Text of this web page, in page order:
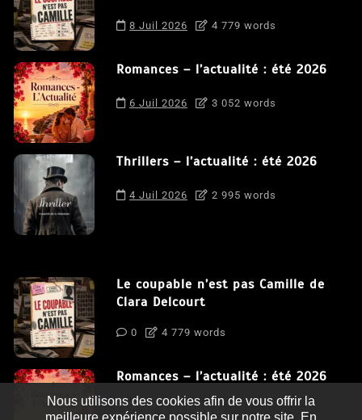
8 Juil 2026 4 779 words
Romances – l’actualité : été 2026
6 Juil 2026 3 052 words
Thrillers – l’actualité : été 2026
4 Juil 2026 2 995 words
Le coupable n’est pas Camille de
Clara Delcourt
0 4 779 words
Romances – l’actualité : été 2026
0 3 052 words
Nous utilisons des cookies afin de vous offrir la
meilleure expérience possible sur notre site. En